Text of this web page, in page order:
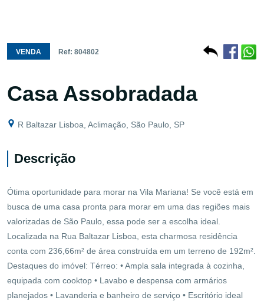
VENDA Ref: 804802
Casa Assobradada
R Baltazar Lisboa, Aclimação, São Paulo, SP
Descrição
Ótima oportunidade para morar na Vila Mariana! Se você está em
busca de uma casa pronta para morar em uma das regiões mais
valorizadas de São Paulo, essa pode ser a escolha ideal.
Localizada na Rua Baltazar Lisboa, esta charmosa residência
conta com 236,66m² de área construída em um terreno de 192m².
Destaques do imóvel: Térreo: • Ampla sala integrada à cozinha,
equipada com cooktop • Lavabo e despensa com armários
planejados • Lavanderia e banheiro de serviço • Escritório ideal